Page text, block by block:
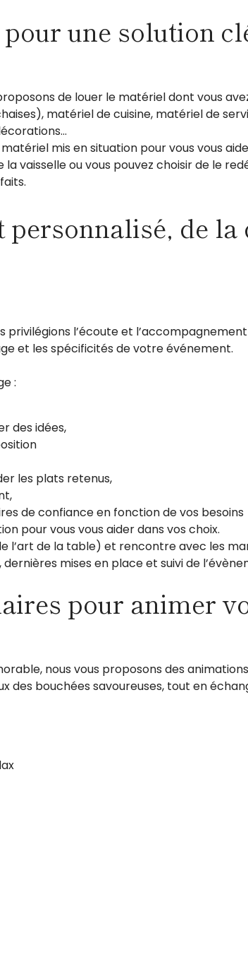
une solution
de louer le matériel dont vous
matériel de cuisine, matériel de
mis en situation pour vous vous
vaisselle ou vous pouvez choisir de le
de
privilégions l’écoute et
et les spécificités de votre événement.
:
des idées,
les plats retenus,
de confiance en fonction de vos besoins
pour vous vous aider dans vos choix.
l’art de la table) et rencontre avec les
mises en place et suivi de
pour animer
nous vous proposons des
des bouchées savoureuses, tout en